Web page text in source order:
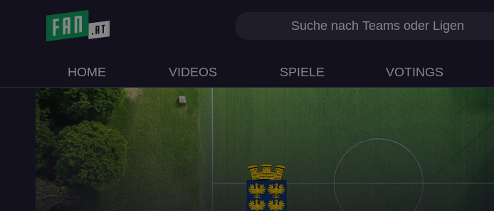
HOME VIDEOS SPIELE VOTINGS